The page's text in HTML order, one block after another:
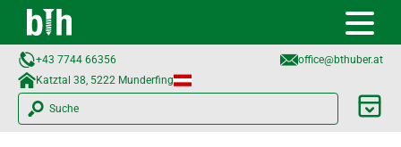
+43 7744 66356
office@bthuber.at​
Katztal 38, 5222 Munderfing
Suche